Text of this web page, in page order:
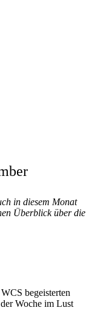
in diesem Monat
Überblick über die
begeisterten
Woche im Lust